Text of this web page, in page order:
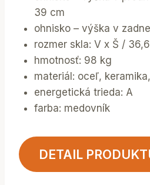
39 cm
ohnisko – výška v
rozmer skla: V x Š /
hmotnosť: 98 kg
materiál: oceľ,
energetická trieda: A
farba: medovník
DETAIL